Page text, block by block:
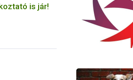
is jár!